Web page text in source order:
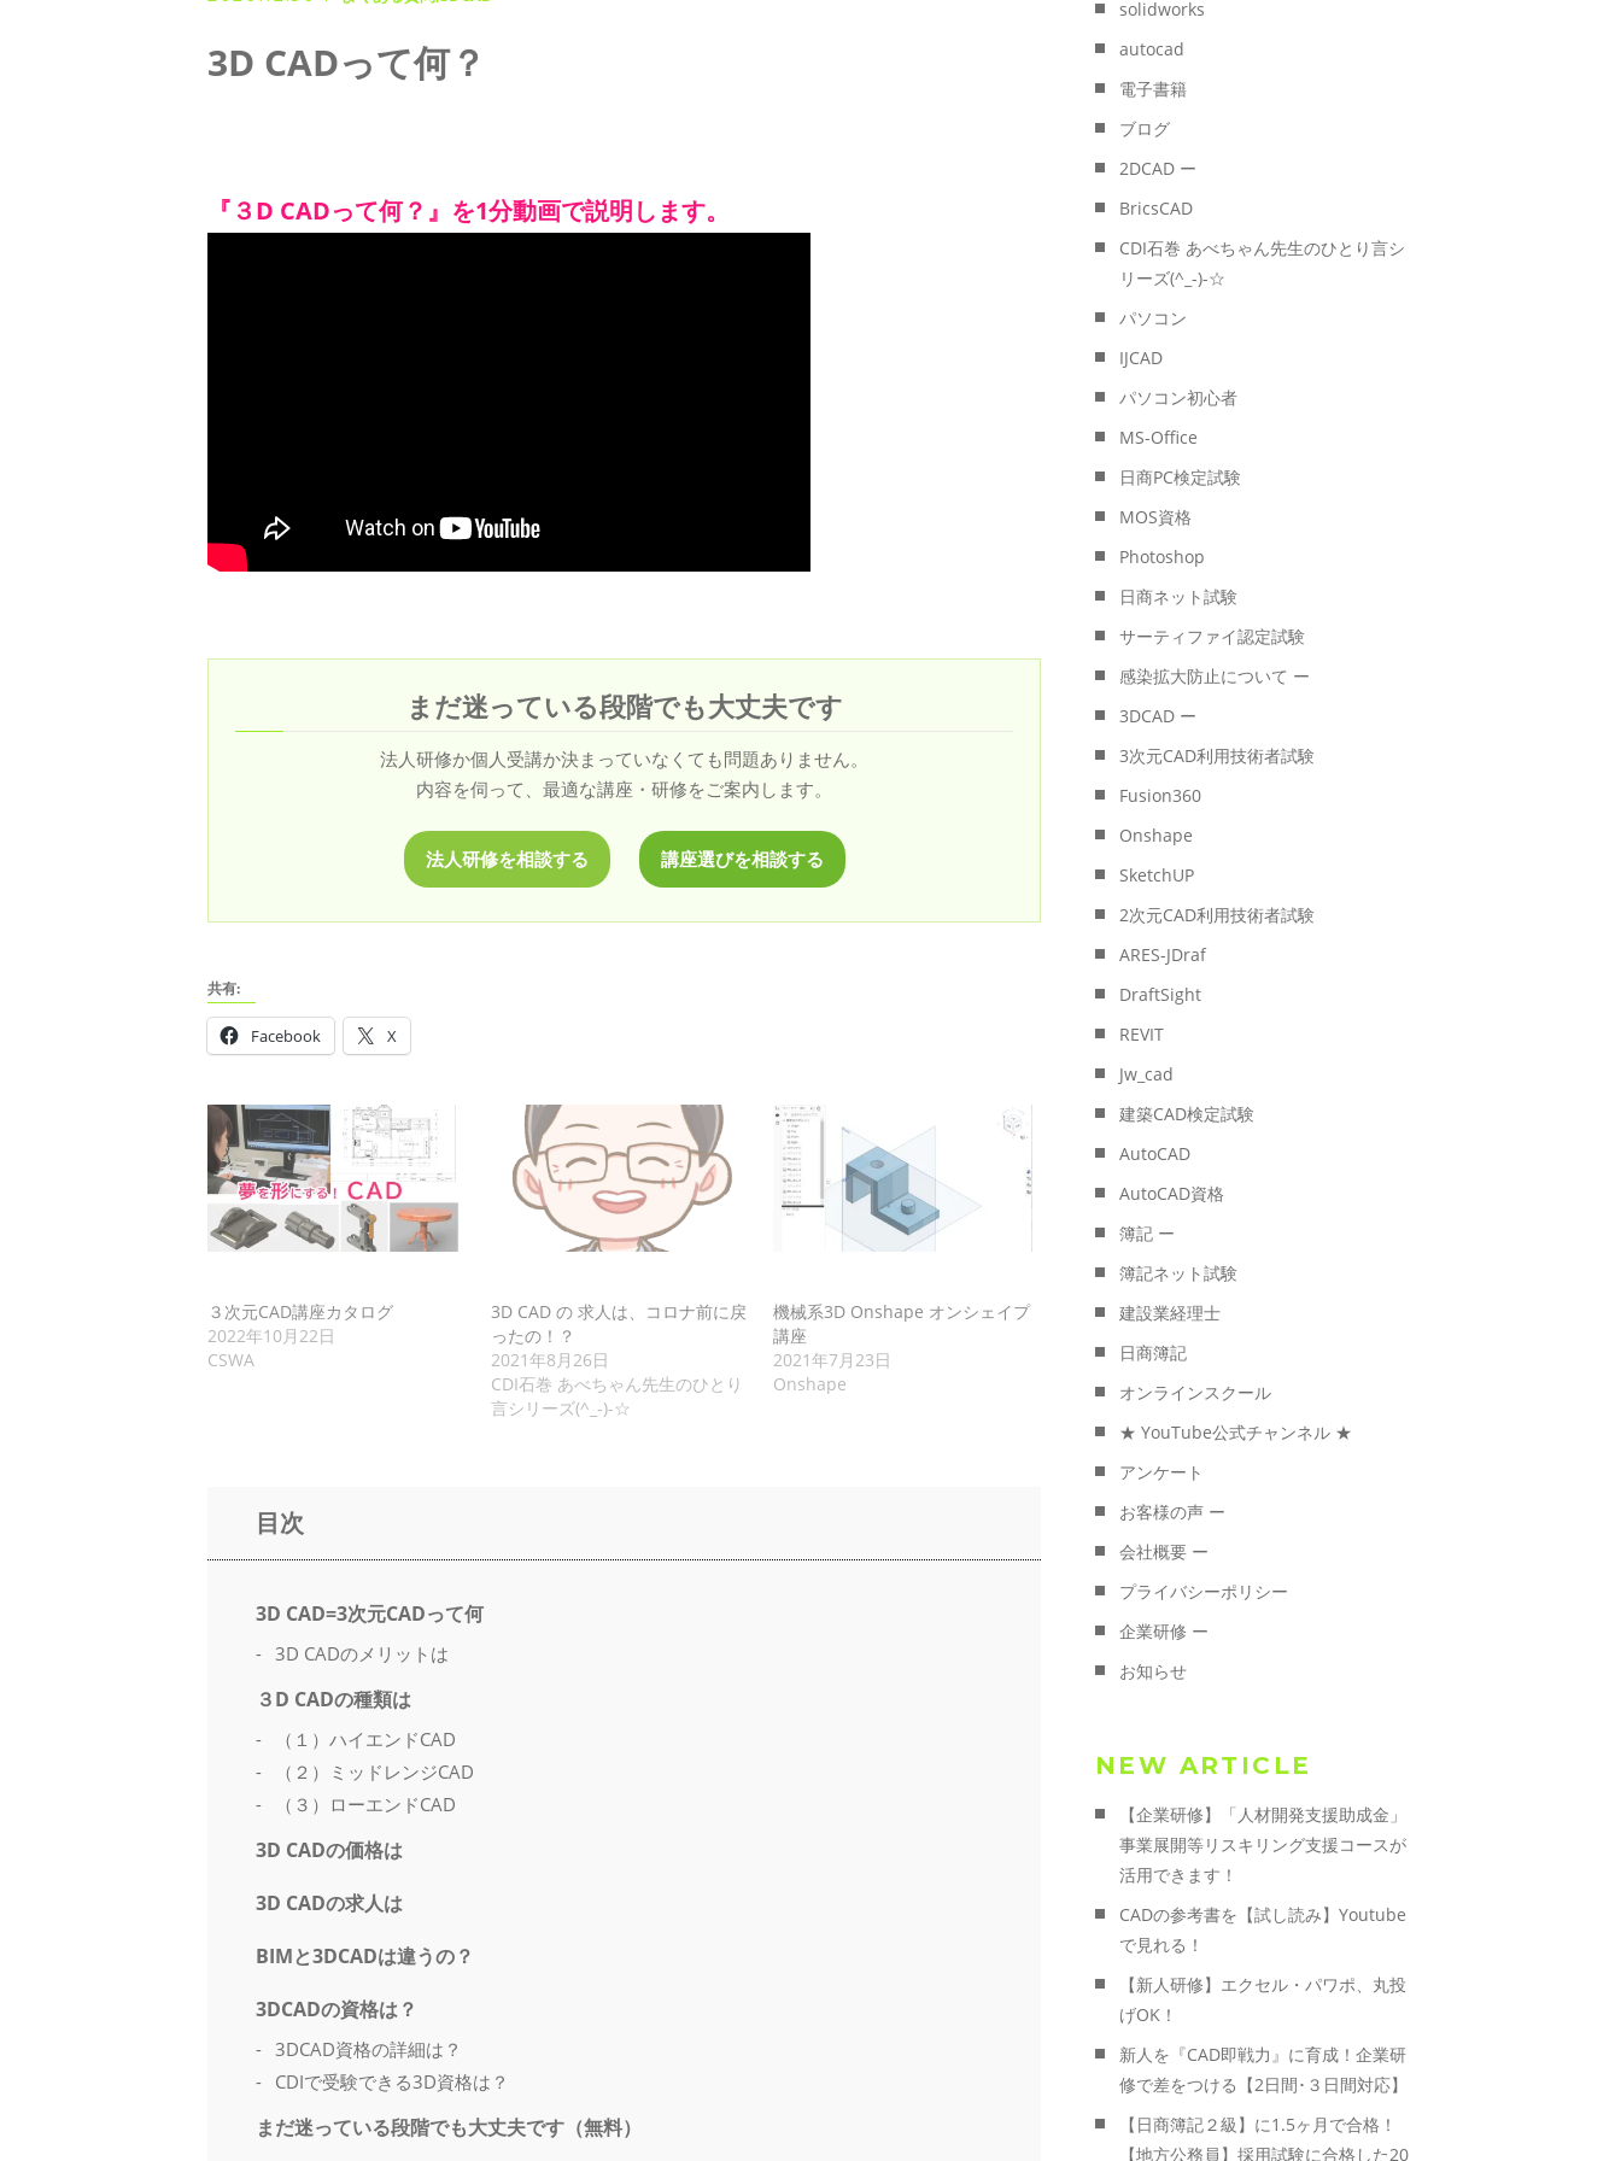
3D CADって何？
『３D CADって何？』を1分動画で説明します。
まだ迷っている段階でも大丈夫です
法人研修か個人受講か決まっていなくても問題ありません。
内容を伺って、最適な講座・研修をご案内します。
法人研修を相談する 講座選びを相談する
共有:
Facebook X
３次元CAD講座カタログ
2022年10月22日
CSWA
3D CAD の 求人は、コロナ前に戻
ったの！？
2021年8月26日
CDI石巻 あべちゃん先生のひとり
言シリーズ(^_-)-☆
機械系3D Onshape オンシェイプ
講座
2021年7月23日
Onshape
目次
3D CAD=3次元CADって何
3D CADのメリットは
３D CADの種類は
（１）ハイエンドCAD
（２）ミッドレンジCAD
（３）ローエンドCAD
3D CADの価格は
3D CADの求人は
BIMと3DCADは違うの？
3DCADの資格は？
3DCAD資格の詳細は？
CDIで受験できる3D資格は？
まだ迷っている段階でも大丈夫です（無料）
solidworks
autocad
電子書籍
ブログ
2DCAD ー
BricsCAD
CDI石巻 あべちゃん先生のひとり言シ
リーズ(^_-)-☆
パソコン
IJCAD
パソコン初心者
MS-Office
日商PC検定試験
MOS資格
Photoshop
日商ネット試験
サーティファイ認定試験
感染拡大防止について ー
3DCAD ー
3次元CAD利用技術者試験
Fusion360
Onshape
SketchUP
2次元CAD利用技術者試験
ARES-JDraf
DraftSight
REVIT
Jw_cad
建築CAD検定試験
AutoCAD
AutoCAD資格
簿記 ー
簿記ネット試験
建設業経理士
日商簿記
オンラインスクール
★ YouTube公式チャンネル ★
アンケート
お客様の声 ー
会社概要 ー
プライバシーポリシー
企業研修 ー
お知らせ
NEW ARTICLE
【企業研修】「人材開発支援助成金」
事業展開等リスキリング支援コースが
活用できます！
CADの参考書を【試し読み】Youtube
で見れる！
【新人研修】エクセル・パワポ、丸投
げOK！
新人を『CAD即戦力』に育成！企業研
修で差をつける【2日間･３日間対応】
【日商簿記２級】に1.5ヶ月で合格！
【地方公務員】採用試験に合格した20